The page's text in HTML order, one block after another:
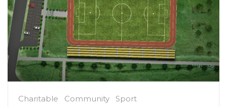
Charitable Community Sport